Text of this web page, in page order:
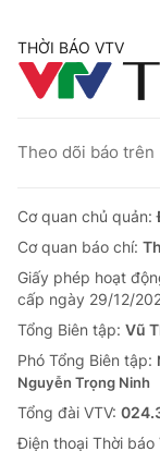
THỜI BÁO VTV
Theo dõi báo trên
Cơ quan chủ quản:
Cơ quan báo chí:
Giấy phép hoạt
cấp ngày 29/12/
Tổng Biên tập: Vũ
Phó Tổng Biên tập:
Nguyễn Trọng Ninh
Tổng đài VTV:
Ðiện thoại Thời báo